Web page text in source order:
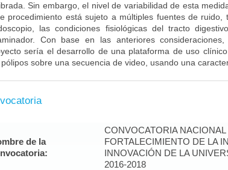
Sin embargo, el nivel de variabilidad de esta
procedimiento está sujeto a múltiples fuentes de
las condiciones fisiológicas del tracto
Con base en las anteriores
sería el desarrollo de una plataforma de uso
pólipos sobre una secuencia de video, usando una
de la
CONVOCATORIA
FORTALECIMIENTO DE LA
INNOVACIÓN DE LA
2016-2018